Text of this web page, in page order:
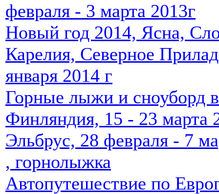
февраля - 3 марта 2013г
Новый год 2014, Ясна,
Карелия, Северное
января 2014 г
Горные лыжи и сноуборд
Финляндия, 15 - 23 марта
Эльбрус, 28 февраля - 7
, горнолыжка
Автопутешествие по